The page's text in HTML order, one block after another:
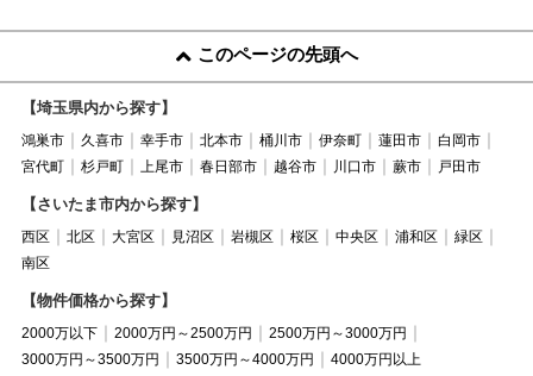
このページの先頭へ
【埼玉県内から探す】
鴻巣市 久喜市 幸手市 北本市 桶川市 伊奈町 蓮田市
白岡市
宮代町
杉戸町 上尾市 春日部市 越谷市 川口市 蕨市 戸田市
【さいたま市内から探す】
西区 北区 大宮区 見沼区 岩槻区 桜区 中央区 浦和区
緑区
南区
【物件価格から探す】
2000万以下 2000万円～2500万円
2500万円～3000万円
3000万円～3500万円
3500万円～4000万円 4000万円以上